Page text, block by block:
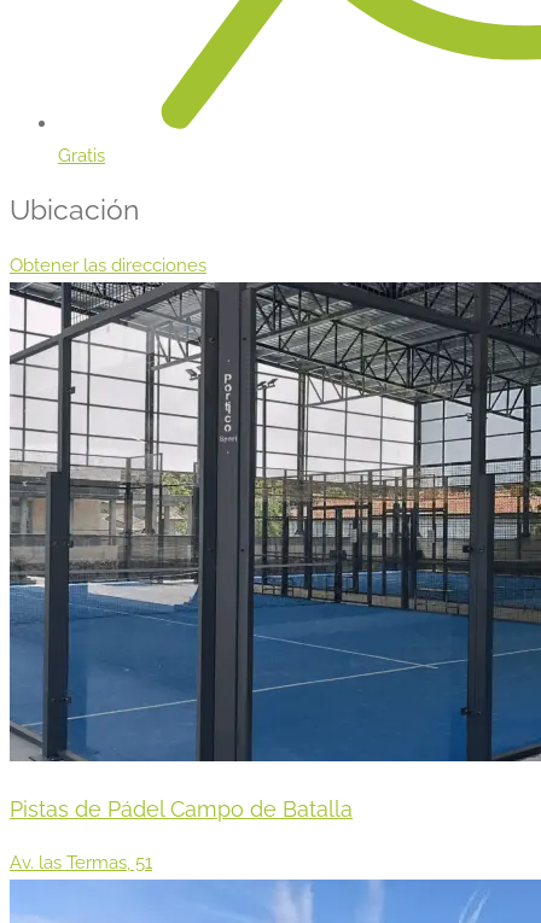
Gratis
Ubicación
Obtener las direcciones
Pistas de Pádel Campo de Batalla
Av. las Termas, 51